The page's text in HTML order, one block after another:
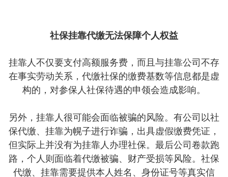
社保挂靠代缴无法保障个人权益
挂靠人不仅要支付高额服务费，而且与挂靠公司不存
在事实劳动关系，代缴社保的缴费基数等信息都是虚
构的，对参保人社保待遇的申领会造成影响。
另外，挂靠人很可能会面临被骗的风险。有公司以社
保代缴、挂靠为幌子进行诈骗，出具虚假缴费凭证，
但实际上并没有为挂靠人办理社保。最后公司卷款跑
路，个人则面临着代缴被骗、财产受损等风险。社保
代缴、挂靠需要提供本人姓名、身份证号等真实信